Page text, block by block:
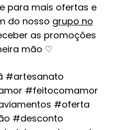
para mais ofertas e
do nosso grupo no
as promoções
mão ♡
#artesanato
#feitocomamor
#oferta
#desconto